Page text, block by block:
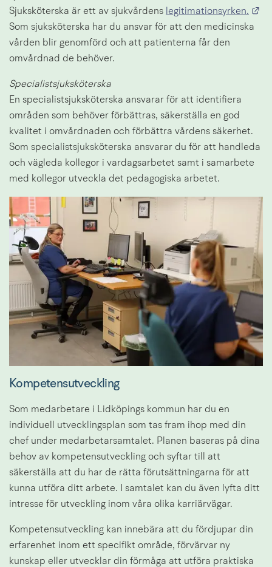
Sjuksköterska är ett av sjukvårdens legitimationsyrken.
Som sjuksköterska har du ansvar för att den medicinska
vården blir genomförd och att patienterna får den
omvårdnad de behöver.
Specialistsjuksköterska
En specialistsjuksköterska ansvarar för att identifiera
områden som behöver förbättras, säkerställa en god
kvalitet i omvårdnaden och förbättra vårdens säkerhet.
Som specialistsjuksköterska ansvarar du för att handleda
och vägleda kollegor i vardagsarbetet samt i samarbete
med kollegor utveckla det pedagogiska arbetet.
Kompetensutveckling
Som medarbetare i Lidköpings kommun har du en
individuell utvecklingsplan som tas fram ihop med din
chef under medarbetarsamtalet. Planen baseras på dina
behov av kompetensutveckling och syftar till att
säkerställa att du har de rätta förutsättningarna för att
kunna utföra ditt arbete. I samtalet kan du även lyfta ditt
intresse för utveckling inom våra olika karriärvägar.
Kompetensutveckling kan innebära att du fördjupar din
erfarenhet inom ett specifikt område, förvärvar ny
kunskap eller utvecklar din förmåga att utföra praktiska